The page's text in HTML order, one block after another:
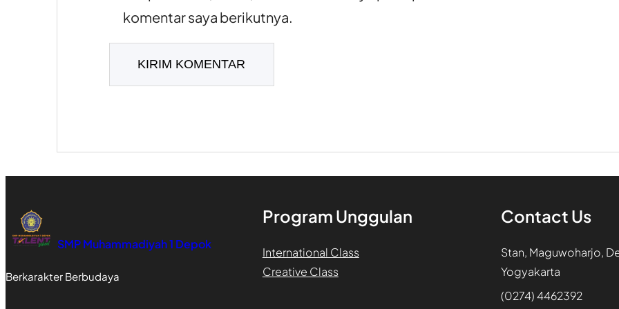
komentar saya berikutnya.
SMP Muhammadiyah 1 Depok
Berkarakter Berbudaya
Program Unggulan
International Class
Creative Class
Contact Us
Stan, Maguwoharjo,
Yogyakarta
(0274) 4462392